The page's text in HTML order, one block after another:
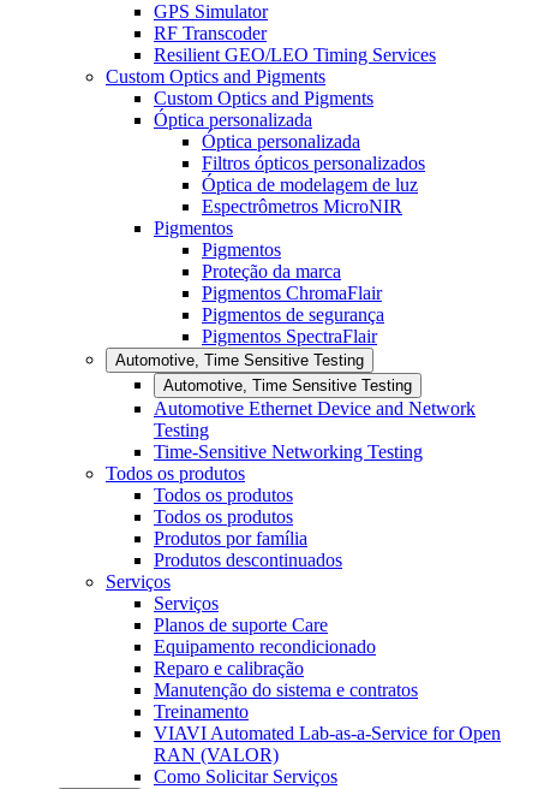
GPS Simulator
RF Transcoder
Resilient GEO/LEO Timing Services
Custom Optics and Pigments
Custom Optics and Pigments
Óptica personalizada
Óptica personalizada
Filtros ópticos personalizados
Óptica de modelagem de luz
Espectrômetros MicroNIR
Pigmentos
Pigmentos
Proteção da marca
Pigmentos ChromaFlair
Pigmentos de segurança
Pigmentos SpectraFlair
Automotive, Time Sensitive Testing
Automotive, Time Sensitive Testing
Automotive Ethernet Device and Network
Testing
Time-Sensitive Networking Testing
Todos os produtos
Todos os produtos
Todos os produtos
Produtos por família
Produtos descontinuados
Serviços
Serviços
Planos de suporte Care
Equipamento recondicionado
Reparo e calibração
Manutenção do sistema e contratos
Treinamento
VIAVI Automated Lab-as-a-Service for Open
RAN (VALOR)
Como Solicitar Serviços